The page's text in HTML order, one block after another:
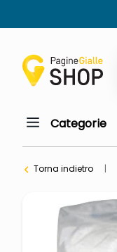
Categorie
Torna indietro